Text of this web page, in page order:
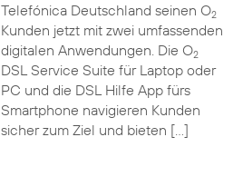
Telefónica Deutschland seinen O2
Kunden jetzt mit zwei umfassenden
digitalen Anwendungen. Die O2
DSL Service Suite für Laptop oder
PC und die DSL Hilfe App fürs
Smartphone navigieren Kunden
sicher zum Ziel und bieten […]